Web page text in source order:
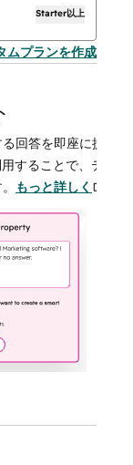
Starter以上
ムプランを作成
を即座に提
ことで、デ
と詳しく